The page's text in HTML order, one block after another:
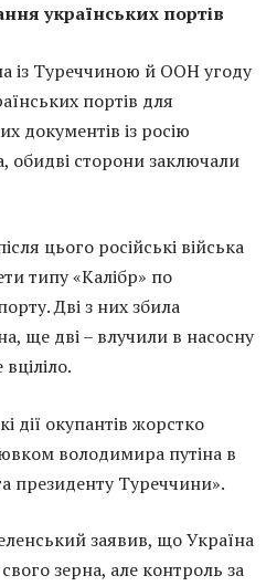
українських портів
із Туреччиною й ООН угоду
портів для
документів із росію
обидві сторони заключали
цього російські війська
типу «Калібр» по
Дві з них збила
ще дві – влучили в насосну
дії окупантів жорстко
володимира путіна в
президенту Туреччини».
заявив, що Україна
зерна, але контроль за